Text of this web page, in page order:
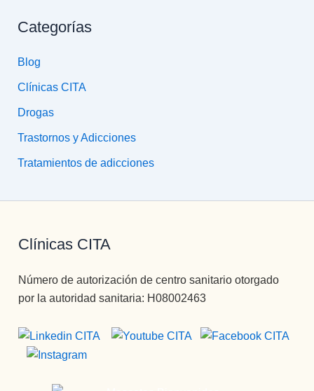
Categorías
Blog
Clínicas CITA
Drogas
Trastornos y Adicciones
Tratamientos de adicciones
Clínicas CITA
Número de autorización de centro sanitario otorgado
por la autoridad sanitaria: H08002463